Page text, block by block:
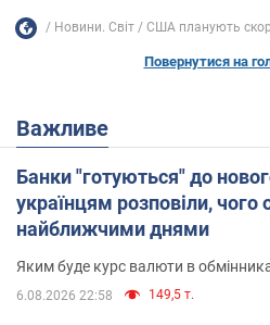
Новини. Світ США планують
Повернутися на
Важливе
Банки "готуються" до
українцям розповіли, чого
найближчими днями
Яким буде курс валюти в
6.08.2026 22:58 149,5 т.